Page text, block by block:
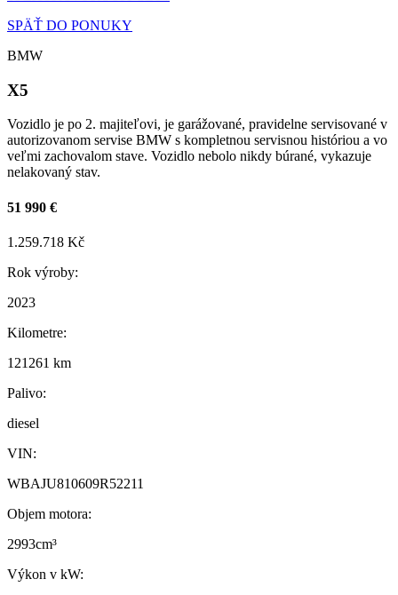
SPÄŤ DO PONUKY
BMW
X5
Vozidlo je po 2. majiteľovi, je garážované, pravidelne servisované v
autorizovanom servise BMW s kompletnou servisnou históriou a vo
veľmi zachovalom stave. Vozidlo nebolo nikdy búrané, vykazuje
nelakovaný stav.
51 990 €
1.259.718 Kč
Rok výroby:
2023
Kilometre:
121261 km
Palivo:
diesel
VIN:
WBAJU810609R52211
Objem motora:
2993cm³
Výkon v kW: